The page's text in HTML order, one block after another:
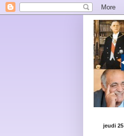
jeudi 25